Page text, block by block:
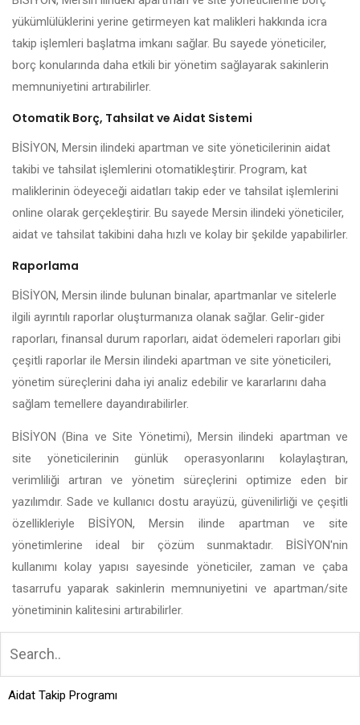
yükümlülüklerini yerine getirmeyen kat malikleri hakkında icra
takip işlemleri başlatma imkanı sağlar. Bu sayede yöneticiler,
borç konularında daha etkili bir yönetim sağlayarak sakinlerin
memnuniyetini artırabilirler.
Otomatik Borç, Tahsilat ve Aidat Sistemi
BİSİYON, Mersin ilindeki apartman ve site yöneticilerinin aidat
takibi ve tahsilat işlemlerini otomatikleştirir. Program, kat
maliklerinin ödeyeceği aidatları takip eder ve tahsilat işlemlerini
online olarak gerçekleştirir. Bu sayede Mersin ilindeki yöneticiler,
aidat ve tahsilat takibini daha hızlı ve kolay bir şekilde yapabilirler.
Raporlama
BİSİYON, Mersin ilinde bulunan binalar, apartmanlar ve sitelerle
ilgili ayrıntılı raporlar oluşturmanıza olanak sağlar. Gelir-gider
raporları, finansal durum raporları, aidat ödemeleri raporları gibi
çeşitli raporlar ile Mersin ilindeki apartman ve site yöneticileri,
yönetim süreçlerini daha iyi analiz edebilir ve kararlarını daha
sağlam temellere dayandırabilirler.
BİSİYON (Bina ve Site Yönetimi), Mersin ilindeki apartman ve
site yöneticilerinin günlük operasyonlarını kolaylaştıran,
verimliliği artıran ve yönetim süreçlerini optimize eden bir
yazılımdır. Sade ve kullanıcı dostu arayüzü, güvenilirliği ve çeşitli
özellikleriyle BİSİYON, Mersin ilinde apartman ve site
yönetimlerine ideal bir çözüm sunmaktadır. BİSİYON'nin
kullanımı kolay yapısı sayesinde yöneticiler, zaman ve çaba
tasarrufu yaparak sakinlerin memnuniyetini ve apartman/site
yönetiminin kalitesini artırabilirler.
Aidat Takip Programı